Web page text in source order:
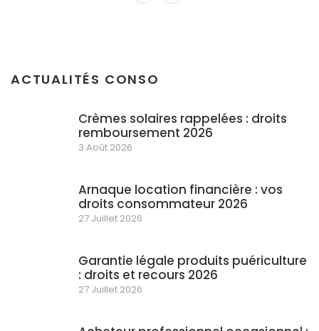
ACTUALITÉS CONSO
Crèmes solaires rappelées : droits
remboursement 2026
3 Août 2026
Arnaque location financière : vos
droits consommateur 2026
27 Juillet 2026
Garantie légale produits puériculture
: droits et recours 2026
27 Juillet 2026